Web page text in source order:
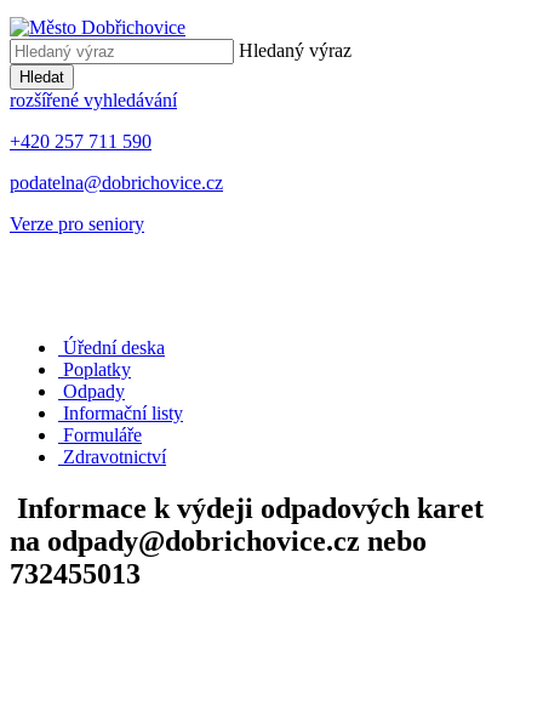
Hledaný výraz
Hledat
rozšířené vyhledávání
+420 257 711 590
podatelna@dobrichovice.cz
Verze pro seniory
Úřední deska
Poplatky
Odpady
Informační listy
Formuláře
Zdravotnictví
Informace k výdeji odpadových karet
na odpady@dobrichovice.cz nebo
732455013